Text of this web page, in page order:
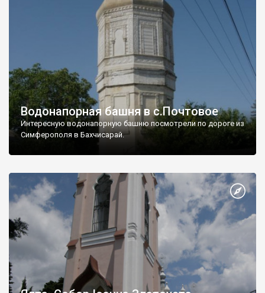
Водонапорная башня в с.Почтовое
Интересную водонапорную башню посмотрели по дороге из
Симферополя в Бахчисарай.